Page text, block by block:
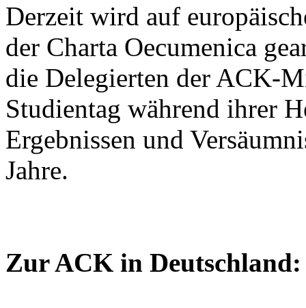
Derzeit wird auf
der Charta Oecumenica
die Delegierten der ACK-
Studientag während ihrer
Ergebnissen und
Jahre.
Zur ACK in Deutschland: